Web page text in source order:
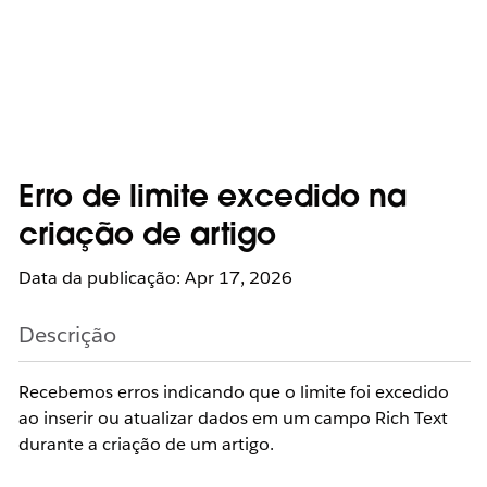
Erro de limite excedido na
criação de artigo
Data da publicação: Apr 17, 2026
Descrição
Recebemos erros indicando que o limite foi excedido
ao inserir ou atualizar dados em um campo Rich Text
durante a criação de um artigo.